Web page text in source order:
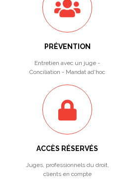
PRÉVENTION
Entretien avec un juge -
Conciliation - Mandat ad'hoc
ACCÈS RÉSERVÉS
Juges, professionnels du droit,
clients en compte